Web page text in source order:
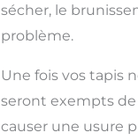
sécher, le
problème.
Une fois vos tapis
seront exempts
causer une usure